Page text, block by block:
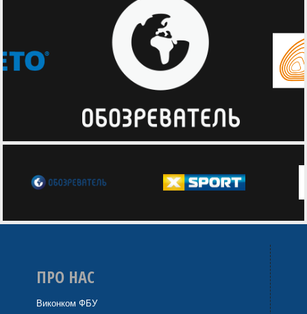
ПРО НАС
Виконком ФБУ